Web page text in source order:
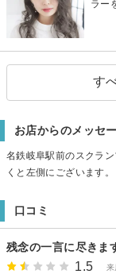
ラー
す
お店からのメッセ
名鉄岐阜駅前のスクラ
くと左側にございます。
口コミ
残念の一言に尽きま
1.5 来